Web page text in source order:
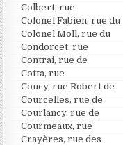
Colbert, rue
Colonel Fabien, rue du
Colonel Moll, rue du
Condorcet, rue
Contrai, rue de
Cotta, rue
Coucy, rue Robert de
Courcelles, rue de
Courlancy, rue de
Courmeaux, rue
Crayères, rue des